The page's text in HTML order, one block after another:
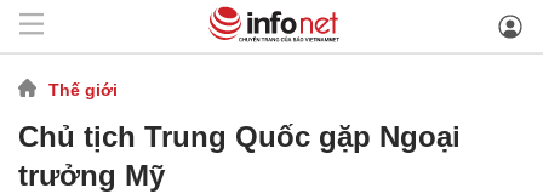
Thế giới
Chủ tịch Trung Quốc gặp Ngoại
trưởng Mỹ